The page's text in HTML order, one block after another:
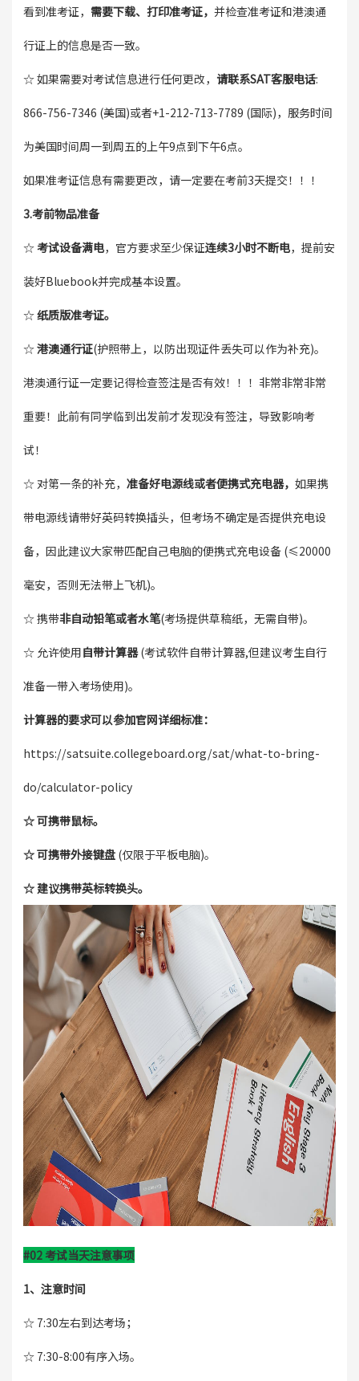
看到准考证， 需要下载、打印准考证， 并检查准考证和港澳通
行证上的信息是否一致。
☆ 如果需要对考试信息进行任何更改， 请联系SAT客服电话:
866-756-7346 (美国)或者+1-212-713-7789 (国际)，服务时间
为美国时间周一到周五的上午9点到下午6点。
如果准考证信息有需要更改，请一定要在考前3天提交！！！
3.考前物品准备
☆考试设备满电，官方要求至少保证连续3小时不断电，提前安
装好Bluebook并完成基本设置。
☆纸质版准考证。
☆港澳通行证(护照带上，以防出现证件丢失可以作为补充)。
港澳通行证一定要记得检查签注是否有效！！！非常非常非常
重要！此前有同学临到出发前才发现没有签注，导致影响考
试！
☆ 对第一条的补充， 准备好电源线或者便携式充电器， 如果携
带电源线请带好英码转换插头，但考场不确定是否提供充电设
备，因此建议大家带匹配自己电脑的便携式充电设备 (≤20000
毫安，否则无法带上飞机)。
☆ 携带非自动铅笔或者水笔(考场提供草稿纸，无需自带)。
☆ 允许使用自带计算器(考试软件自带计算器,但建议考生自行
准备一带入考场使用)。
计算器的要求可以参加官网详细标准：
https://satsuite.collegeboard.org/sat/what-to-bring-
do/calculator-policy
☆ 可携带鼠标。
☆ 可携带外接键盘 (仅限于平板电脑)。
☆ 建议携带英标转换头。
#02 考试当天注意事项
1、注意时间
☆ 7:30左右到达考场；
☆ 7:30-8:00有序入场。